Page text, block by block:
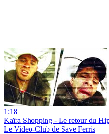
1:18
Kaïra Shopping - Le retour du
Le Video-Club de Save Ferris